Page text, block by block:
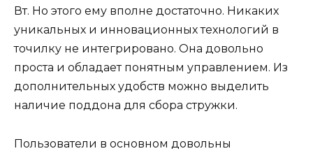
Вт. Но этого ему вполне достаточно. Никаких
уникальных и инновационных технологий в
точилку не интегрировано. Она довольно
проста и обладает понятным управлением. Из
дополнительных удобств можно выделить
наличие поддона для сбора стружки.
Пользователи в основном довольны